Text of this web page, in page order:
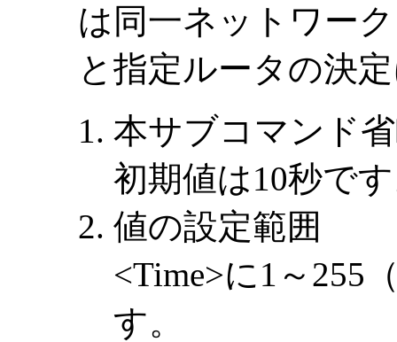
は同一ネットワー
と指定ルータの決
本サブコマンド
初期値は10秒で
値の設定範囲
<Time>に1～255
す。